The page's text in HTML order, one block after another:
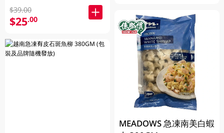
$39.00
$25.00
MEADOWS 急凍南美白蝦